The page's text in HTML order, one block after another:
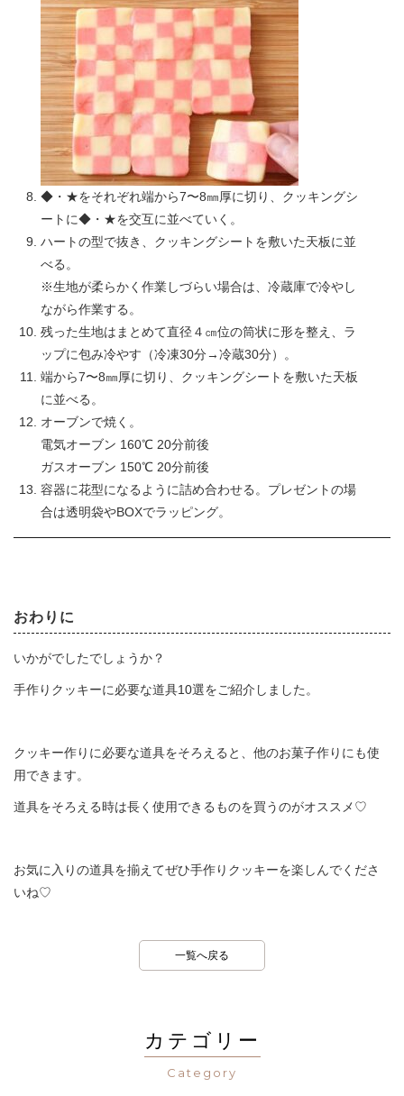
◆・★をそれぞれ端から7〜8㎜厚に切り、クッキングシ
ートに◆・★を交互に並べていく。
ハートの型で抜き、クッキングシートを敷いた天板に並
べる。
※生地が柔らかく作業しづらい場合は、冷蔵庫で冷やし
ながら作業する。
残った生地はまとめて直径４㎝位の筒状に形を整え、ラ
ップに包み冷やす（冷凍30分→冷蔵30分）。
端から7〜8㎜厚に切り、クッキングシートを敷いた天板
に並べる。
オーブンで焼く。
電気オーブン 160℃ 20分前後
ガスオーブン 150℃ 20分前後
容器に花型になるように詰め合わせる。プレゼントの場
合は透明袋やBOXでラッピング。
おわりに
いかがでしたでしょうか？
手作りクッキーに必要な道具10選をご紹介しました。
クッキー作りに必要な道具をそろえると、他のお菓子作りにも使
用できます。
道具をそろえる時は長く使用できるものを買うのがオススメ♡
お気に入りの道具を揃えてぜひ手作りクッキーを楽しんでくださ
いね♡
一覧へ戻る
カテゴリー
Category